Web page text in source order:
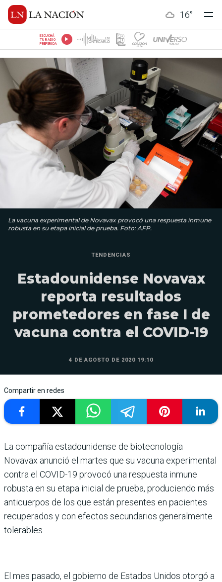
16°
ESCUCHÁ
TU RADIO
PREFERIDA
La vacuna experimental de Novavax provocó una respuesta inmune
robusta en su etapa inicial de prueba. Foto: AFP.
TENDENCIAS
Estadounidense Novavax
reporta resultados
prometedores en fase I de
vacuna contra el COVID-19
4 DE AGOSTO DE 2020 19:10
Compartir en redes
La compañía estadounidense de biotecnología
Novavax anunció el martes que su vacuna experimental
contra el COVID-19 provocó una respuesta inmune
robusta en su etapa inicial de prueba, produciendo más
anticuerpos de los que están presentes en pacientes
recuperados y con efectos secundarios generalmente
tolerables.
El mes pasado, el gobierno de Estados Unidos otorgó a